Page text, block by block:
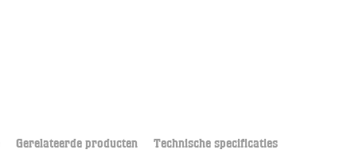
Gerelateerde producten Technische specificaties